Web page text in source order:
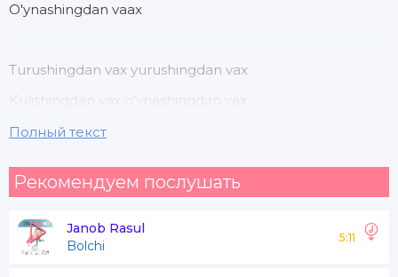
O'ynashingdan vaax
Turushingdan vax yurushingdan vax
Kulishingdan vax o'ynashingdan vax
Kulishingdan vax yurushingdan vax
O'ynashingdan vaax
Полный текст
Рекомендуем послушать
Janob Rasul
Bolchi
5:11